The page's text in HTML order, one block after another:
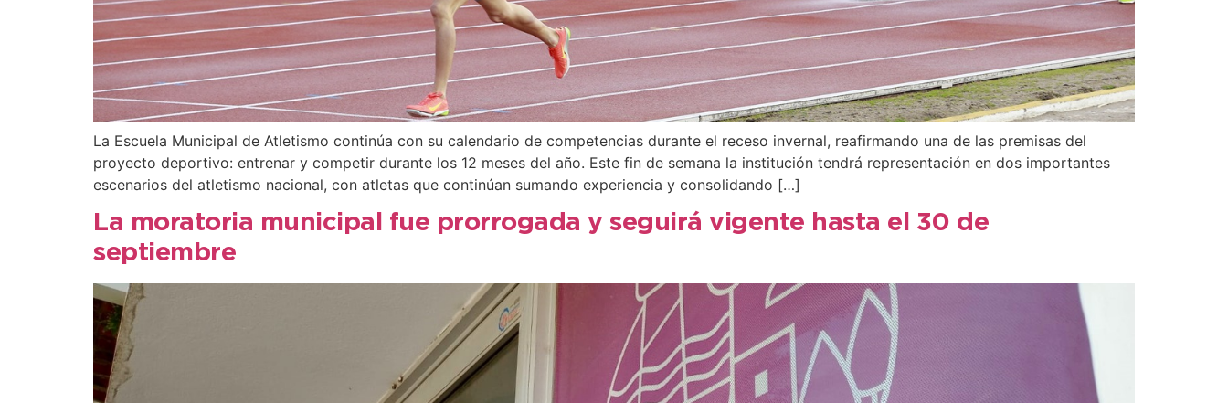
La Escuela Municipal de Atletismo continúa con su calendario de competencias durante el receso invernal, reafirmando una de las premisas del
proyecto deportivo: entrenar y competir durante los 12 meses del año. Este fin de semana la institución tendrá representación en dos importantes
escenarios del atletismo nacional, con atletas que continúan sumando experiencia y consolidando […]
La moratoria municipal fue prorrogada y seguirá vigente hasta el 30 de
septiembre